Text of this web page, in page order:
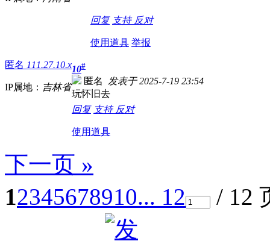
回复 支持 反对
使用道具 举报
匿名 111.27.10.x
IP属地： 吉林省
10#
匿名 发表于 2025-7-19 23:54
玩怀旧去
回复 支持 反对
使用道具
下一页 »
12345678910... 12 / 12